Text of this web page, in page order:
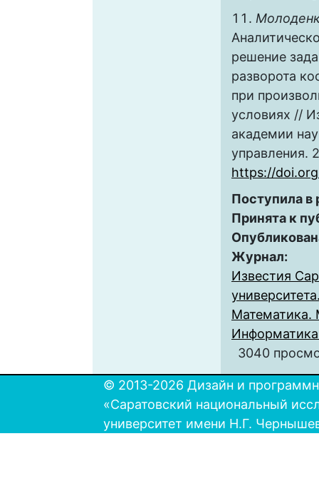
решение
разворота
при
условиях //
академии
управления.
https://
Поступила
Принята к
Журнал:
Известия
Математика.
3040
© 2013-2026 Дизайн и
«Саратовский национальный
университет имени Н.Г.